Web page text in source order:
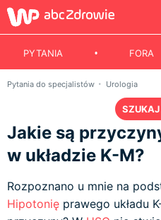
PYTANIA FORA
Pytania do specjalistów Urologia
Jakie są
w układzie K-M?
Rozpoznano u mnie na
Hipotonię prawego układu